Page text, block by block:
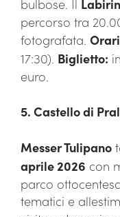
bulbose. Il
percorso tra
fotografata.
17:30). Biglietto:
euro.
5. Castello di
Messer Tulipano
aprile 2026 con
parco
tematici e